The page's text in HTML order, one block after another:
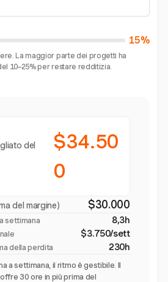
15%
La maggior parte dei progetti ha
10–25% per restare redditizia.
del
$34.50
0
del margine) $30.000
settimana 8,3h
$3.750/sett
della perdita 230h
a settimana, il ritmo è gestibile. Il
30 ore in più prima del